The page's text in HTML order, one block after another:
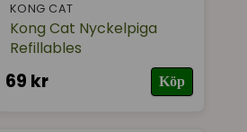
KONG CAT
Kong Cat Nyckelpiga
Refillables
69 kr Köp